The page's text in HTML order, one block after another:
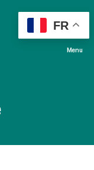
Menu
FR